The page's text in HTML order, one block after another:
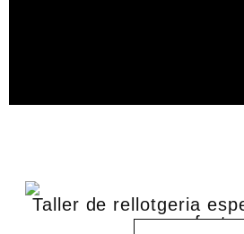
Taller de rellotgeria